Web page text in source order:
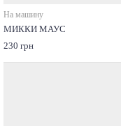
На машину
МИККИ МАУС
230 грн